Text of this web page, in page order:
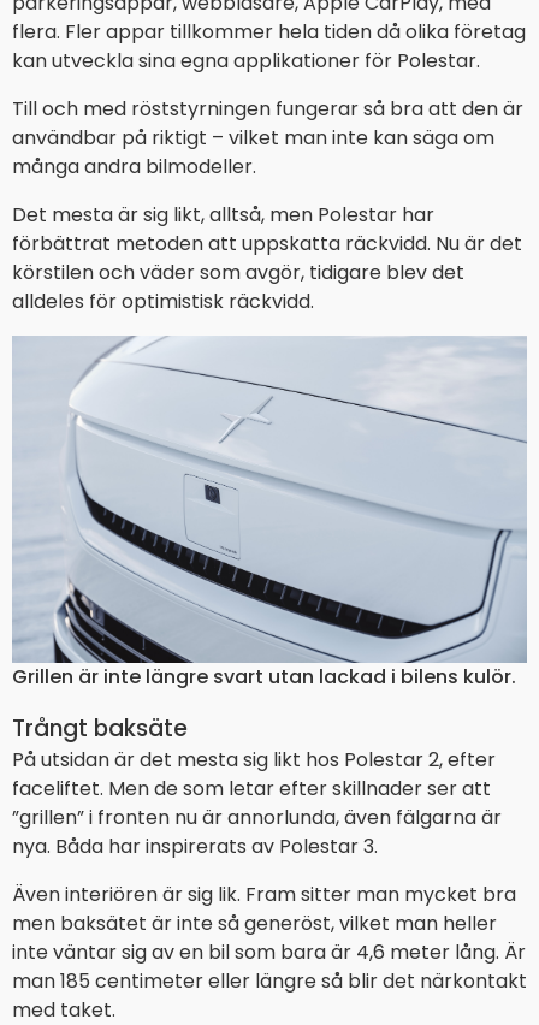
flera. Fler appar tillkommer hela tiden då olika företag
kan utveckla sina egna applikationer för Polestar.
Till och med röststyrningen fungerar så bra att den är
användbar på riktigt – vilket man inte kan säga om
många andra bilmodeller.
Det mesta är sig likt, alltså, men Polestar har
förbättrat metoden att uppskatta räckvidd. Nu är det
körstilen och väder som avgör, tidigare blev det
alldeles för optimistisk räckvidd.
Grillen är inte längre svart utan lackad i bilens kulör.
Trångt baksäte
På utsidan är det mesta sig likt hos Polestar 2, efter
faceliftet. Men de som letar efter skillnader ser att
”grillen” i fronten nu är annorlunda, även fälgarna är
nya. Båda har inspirerats av Polestar 3.
Även interiören är sig lik. Fram sitter man mycket bra
men baksätet är inte så generöst, vilket man heller
inte väntar sig av en bil som bara är 4,6 meter lång. Är
man 185 centimeter eller längre så blir det närkontakt
med taket.